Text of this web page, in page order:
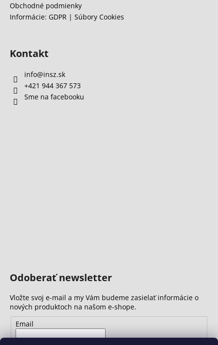
Obchodné podmienky
Informácie: GDPR | Súbory Cookies
Kontakt
info@insz.sk
+421 944 367 573
Sme na facebooku
Odoberať newsletter
Vložte svoj e-mail a my Vám budeme zasielať informácie o
nových produktoch na našom e-shope.
Email